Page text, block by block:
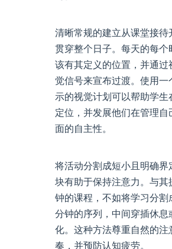
清晰常规的建立从课堂接待
贯穿整个日子。每天的每个
该有其定义的位置，并通过
觉信号来宣布过渡。使用一
示的视觉计划可以帮助学生
定位，并发展他们在管理自
面的自主性。
将活动分割成短小且明确界
块有助于保持注意力。与
钟的课程，不如将学习分割
分钟的序列，中间穿插休息
化。这种方法尊重自然的注
奏，并预防认知疲劳。